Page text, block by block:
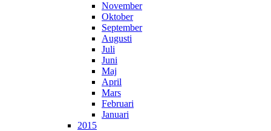
November
Oktober
September
Augusti
Juli
Juni
Maj
April
Mars
Februari
Januari
2015